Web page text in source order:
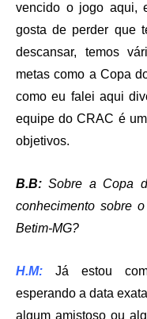
vencido o jogo aqui,
gosta de perder que
descansar, temos
metas como a Copa
como eu falei aqui
equipe do CRAC é
objetivos.
B.B: Sobre a Copa
conhecimento sobre
Betim-MG?
H.M: Já estou
esperando a data
algum amistoso ou